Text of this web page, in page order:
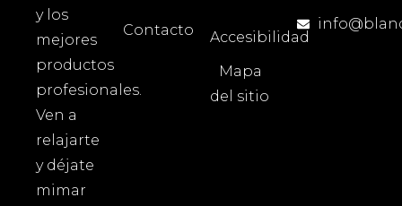
y los
mejores
productos
profesionales.
Ven a
relajarte
y déjate
mimar
Contacto
Accesibilidad
Mapa
del sitio